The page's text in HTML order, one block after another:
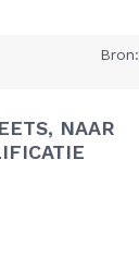
Bron:
NAAR